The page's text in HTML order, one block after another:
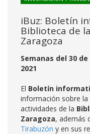
iBuz: Boletín
Biblioteca de
Zaragoza
Semanas del 30
2021
El Boletín
información sobre
actividades de la
Zaragoza, además
Tirabuzón y en sus